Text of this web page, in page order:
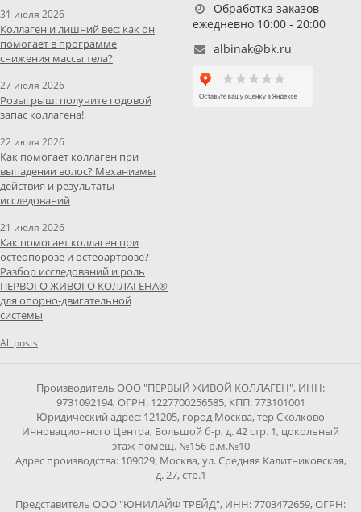
31 июля 2026
Коллаген и лишний вес: как он
помогает в программе
снижения массы тела?
27 июля 2026
Розыгрыш: получите годовой
запас коллагена!
22 июля 2026
Как помогает коллаген при
выпадении волос? Механизмы
действия и результаты
исследований
21 июля 2026
Как помогает коллаген при
остеопорозе и остеоартрозе?
Разбор исследований и роль
ПЕРВОГО ЖИВОГО КОЛЛАГЕНА®
для опорно-двигательной
системы
All posts
Обработка заказов
ежедневно 10:00 - 20:00
albinak@bk.ru
Производитель ООО "ПЕРВЫЙ ЖИВОЙ КОЛЛАГЕН", ИНН:
9731092194, ОГРН: 1227700256585, КПП: 773101001
Юридический адрес: 121205, город Москва, тер Сколково
Инновационного Центра, Большой б-р, д. 42 стр. 1, цокольный
этаж помещ. №156 р.м.№10
Адрес производства: 109029, Москва, ул. Средняя Калитниковская,
д. 27, стр.1
Представитель ООО "ЮНИЛАЙФ ТРЕЙД", ИНН: 7703472659, ОГРН: